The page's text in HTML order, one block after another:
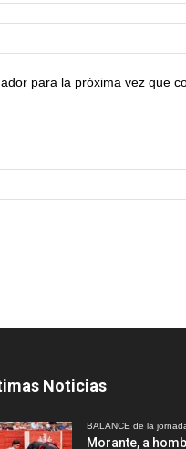
para la próxima vez que
Noticias
BALANCE de la
Morante, a